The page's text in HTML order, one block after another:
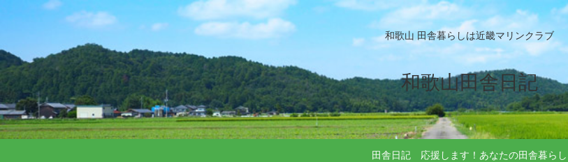
和歌山 田舎暮らしは近畿マリンクラブ
和歌山田舎日記
田舎日記 応援します！あなたの田舎暮らし